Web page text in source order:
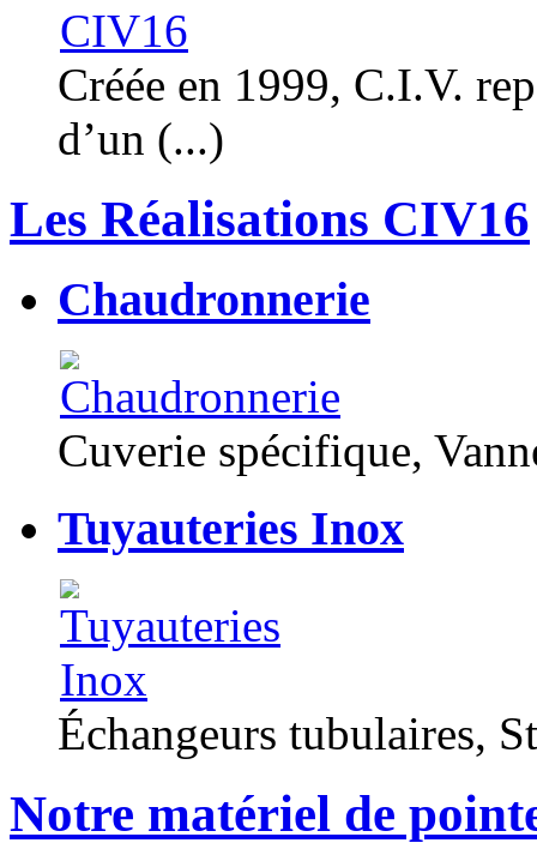
Créée en 1999, C.I.V.
d’un (...)
Les Réalisations CIV16
Chaudronnerie
Cuverie spécifique,
Tuyauteries Inox
Échangeurs tubulaires,
Notre matériel de